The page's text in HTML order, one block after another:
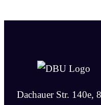
Dachauer Str. 140e,